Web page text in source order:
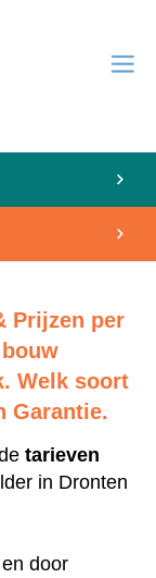
Prijzen per
Welk soort
Garantie.
tarieven
in Dronten
door